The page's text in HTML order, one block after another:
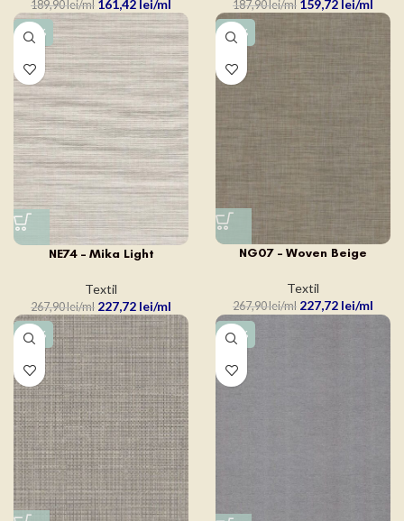
189,90lei 161,42 lei 187,90lei 159,72 lei
-15%
NE74 – Mika Light
Textil
267,90lei 227,72 lei
-15%
NG07 – Woven Beige
Textil
267,90lei 227,72 lei
-15% -15%